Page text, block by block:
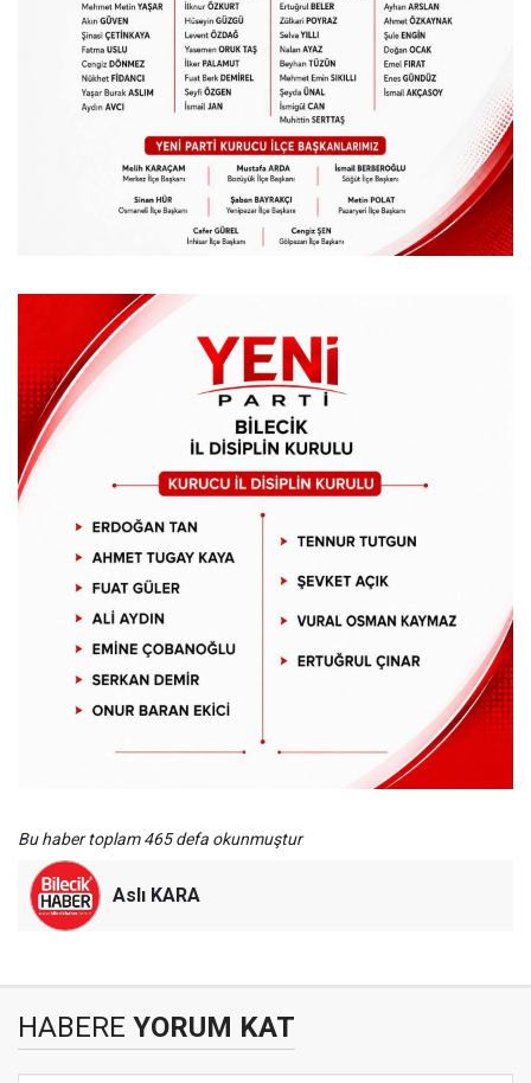
Bu haber toplam 465 defa okunmuştur
Aslı KARA
HABERE YORUM KAT